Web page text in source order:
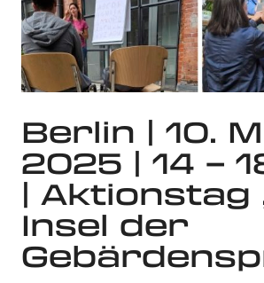
Berlin | 10.
2025 | 14 –
| Aktionstag
Insel der